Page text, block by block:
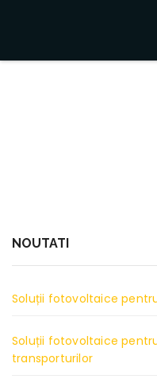
NOUTATI
Soluții fotovoltaice
Soluții fotovoltaice
transporturilor